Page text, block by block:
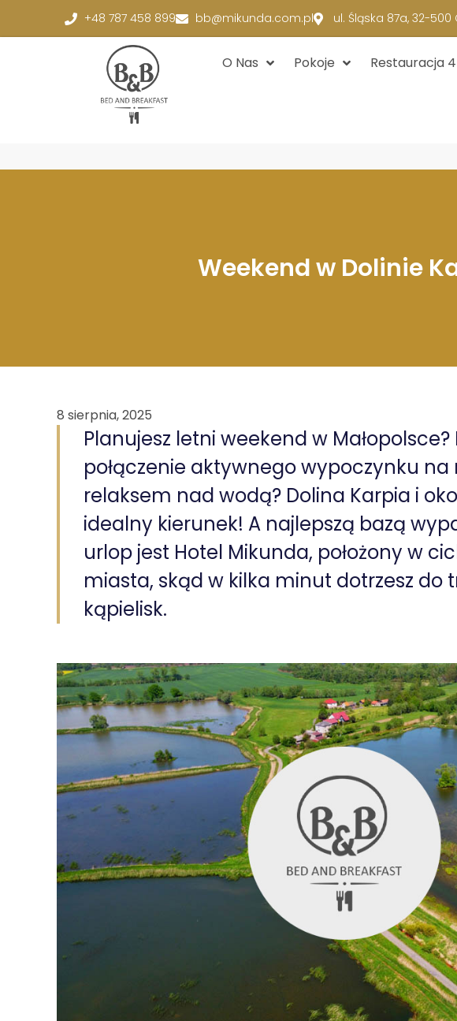
+48 787 458 899 bb@mikunda.com.pl ul. Śląska 87a, 32-
O Nas Pokoje Restauracja
Weekend w Dolinie
8 sierpnia, 2025
Planujesz letni weekend w Małopolsce?
połączenie aktywnego wypoczynku na
relaksem nad wodą? Dolina Karpia i
idealny kierunek! A najlepszą bazą
urlop jest Hotel Mikunda, położony w
miasta, skąd w kilka minut dotrzesz do
kąpielisk.